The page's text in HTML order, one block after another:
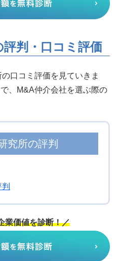
判・口コミ評価
口コミ評価を見ていきま
、M&A仲介会社を選ぶ際の
究所の評判
業価値を診断！／